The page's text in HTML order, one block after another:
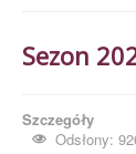
Koncerty
Sezon
Szczegóły
Odsłony: